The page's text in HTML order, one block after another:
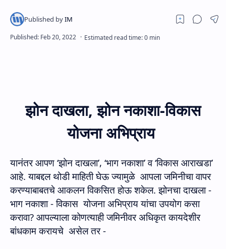
झोन दाखला,झोन नकाशा-विकास
योजना अभिप्राय
यानंतर आपण ‘झोन दाखला’, ‘भाग नकाशा’ व ‘विकास आराखडा’
आहे. याबद्दल थोडी माहिती घेऊ ज्यामुळे आपला जमिनीचा वापर
करण्याबाबतचे आकलन विकसित होऊ शकेल. झोनचा दाखला -
भाग नकाशा - विकास योजना अभिप्राय यांचा उपयोग कसा
करावा? आपल्याला कोणत्याही जमिनीवर अधिकृत कायदेशीर
बांधकाम करायचे असेल तर -